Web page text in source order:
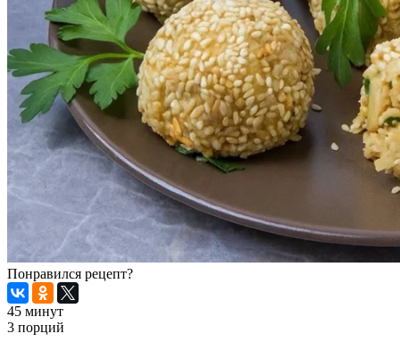
Понравился рецепт?
45 минут
3 порций